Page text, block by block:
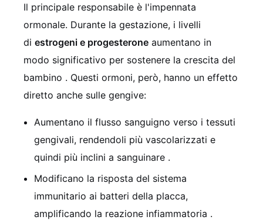
Il principale responsabile è l'impennata
ormonale. Durante la gestazione, i livelli
di estrogeni e progesterone aumentano in
modo significativo per sostenere la crescita del
bambino . Questi ormoni, però, hanno un effetto
diretto anche sulle gengive:
Aumentano il flusso sanguigno verso i tessuti
gengivali, rendendoli più vascolarizzati e
quindi più inclini a sanguinare .
Modificano la risposta del sistema
immunitario ai batteri della placca,
amplificando la reazione infiammatoria .